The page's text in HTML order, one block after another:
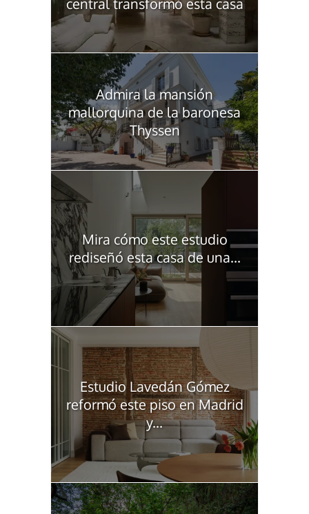
Admira la mansión
mallorquina de la baronesa
Thyssen
Mira cómo este estudio
rediseñó esta casa de una...
Estudio Lavedán Gómez
reformó este piso en Madrid
y...